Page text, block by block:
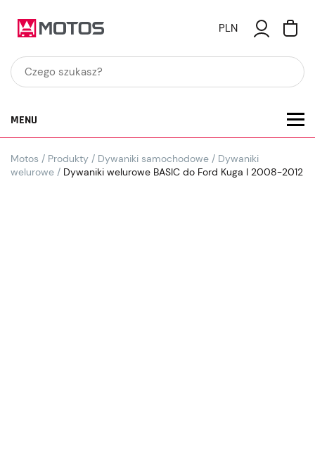
PLN
MENU
Motos / Produkty / Dywaniki samochodowe / Dywaniki
welurowe / Dywaniki welurowe BASIC do Ford Kuga I 2008-2012